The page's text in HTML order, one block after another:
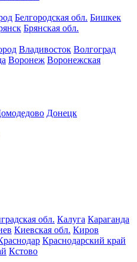
Белгородская обл. Бишкек
Брянская обл.
Владивосток Волгоград
Воронеж Воронежская
Донецк
обл. Калуга Караганда
Киевская обл. Киров
Краснодарский край
Кстово